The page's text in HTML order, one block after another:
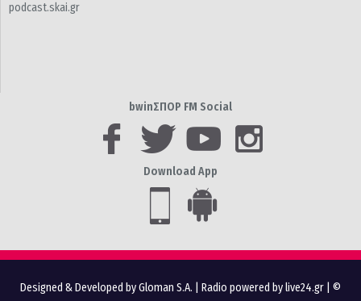
podcast.skai.gr
bwinΣΠΟΡ FM Social
Download App
Designed & Developed by Gloman S.A. Radio powered by live24.gr | ©